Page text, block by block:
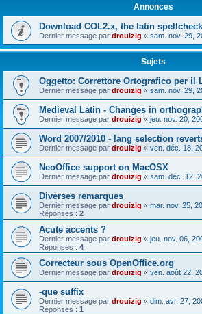
Annonces
Download COL2.x, the latin
Dernier message par drouizig « sam. nov. 29,
Sujets
Oggetto: Correttore Ortografico per il
Dernier message par drouizig « sam. nov. 29,
Medieval Latin - Changes in
Dernier message par drouizig « jeu. nov. 20,
Word 2007/2010 - lang selection
Dernier message par drouizig « ven. déc. 18,
NeoOffice support on MacOSX
Dernier message par drouizig « sam. déc. 12,
Diverses remarques
Dernier message par drouizig « mar. nov. 25,
Réponses : 2
Acute accents ?
Dernier message par drouizig « jeu. nov. 06,
Réponses : 4
Correcteur sous OpenOffice.org
Dernier message par drouizig « ven. août 22,
-que suffix
Dernier message par drouizig « dim. avr. 27,
Réponses : 1